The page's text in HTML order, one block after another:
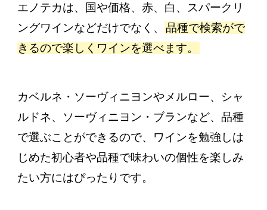
エノテカは、国や価格、赤、白、スパークリ
ングワインなどだけでなく、
品種で検索がで
きるので楽しくワインを選べます。
カベルネ・ソーヴィニヨンやメルロー、シャ
ルドネ、ソーヴィニヨン・ブランなど、品種
で選ぶことができるので、ワインを勉強しは
じめた初心者や品種で味わいの個性を楽しみ
たい方にはぴったりです。